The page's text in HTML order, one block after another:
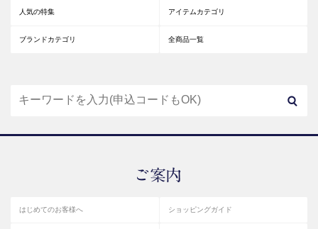
人気の特集 アイテムカテゴリ
ブランドカテゴリ 全商品一覧
はじめてのお客様へ ショッピングガイド